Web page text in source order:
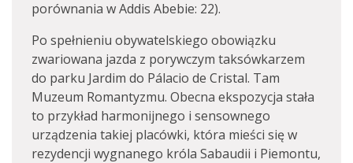
porównania w Addis Abebie: 22).
Po spełnieniu obywatelskiego obowiązku
zwariowana jazda z porywczym taksówkarzem
do parku Jardim do Pálacio de Cristal. Tam
Muzeum Romantyzmu. Obecna ekspozycja stała
to przykład harmonijnego i sensownego
urządzenia takiej placówki, która mieści się w
rezydencji wygnanego króla Sabaudii i Piemontu,